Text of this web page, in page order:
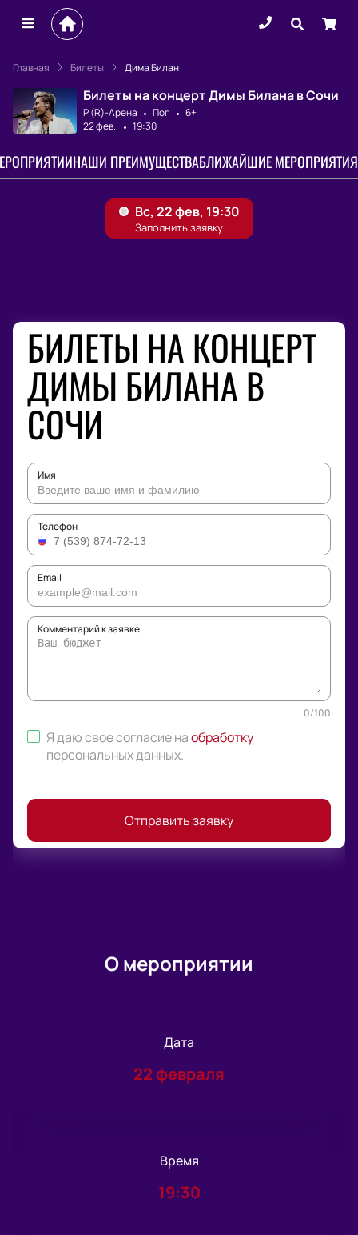
Главная Билеты Дима Билан
Билеты на концерт Димы Билана в Сочи
Р (R)-Арена Поп
6+
22 фев.
19:30
НАШИ ПРЕИМУЩЕСТВАБЛИЖАЙШИЕ МЕРОПРИЯТИЯ
БИЛЕТЫ НА КОНЦЕРТ
ДИМЫ БИЛАНА В
СОЧИ
Имя
Телефон
Email
Комментарий к заявке
0/100
Я даю свое согласие наобработку
персональных данных.
Отправить заявку
О мероприятии
Дата
22 февраля
Время
19:30